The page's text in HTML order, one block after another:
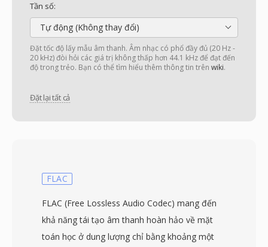
Tần số:
Tự động (Không thay đổi)
Đặt tốc độ lấy mẫu âm thanh. Âm nhạc có phổ đầy đủ (20 Hz -
20 kHz) đòi hỏi các giá trị không thấp hơn 44.1 kHz để đạt đến
độ trong trẻo. Bạn có thể tìm hiểu thêm thông tin trên wiki.
Đặt lại tất cả
FLAC
FLAC (Free Lossless Audio Codec) mang đến
khả năng tái tạo âm thanh hoàn hảo về mặt
toán học ở dung lượng chỉ bằng khoảng một